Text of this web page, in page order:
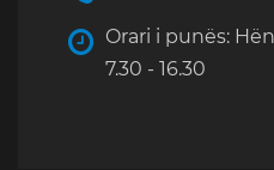
Orari i punës:
7.30 - 16.30